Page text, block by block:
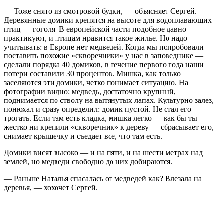
— Тоже снято из смотровой будки, — объясняет Сергей. —
Деревянные домики крепятся на высоте для водоплавающих
птиц — гоголя. В европейской части подобное давно
практикуют, и птицам нравится такое жилье. Но надо
учитывать: в Европе нет медведей. Когда мы попробовали
поставить похожие «скворечники» у нас в заповеднике —
сделали порядка 40 домиков, в течение первого года наши
потери составили 30 процентов. Мишка, как только
заселяются эти домики, четко понимает ситуацию. На
фотографии видно: медведь, достаточно крупный,
поднимается по стволу на вытянутых лапах. Культурно залез,
понюхал и сразу определил: домик пустой. Не стал его
трогать. Если там есть кладка, мишка легко — как бы ты
жестко ни крепили «скворечник» к дереву — сбрасывает его,
снимает крышечку и съедает все, что там есть.
Домики висят высоко — и на пяти, и на шести метрах над
землей, но медведи свободно до них добираются.
— Раньше Наталья спасалась от медведей как? Влезала на
деревья, — хохочет Сергей.